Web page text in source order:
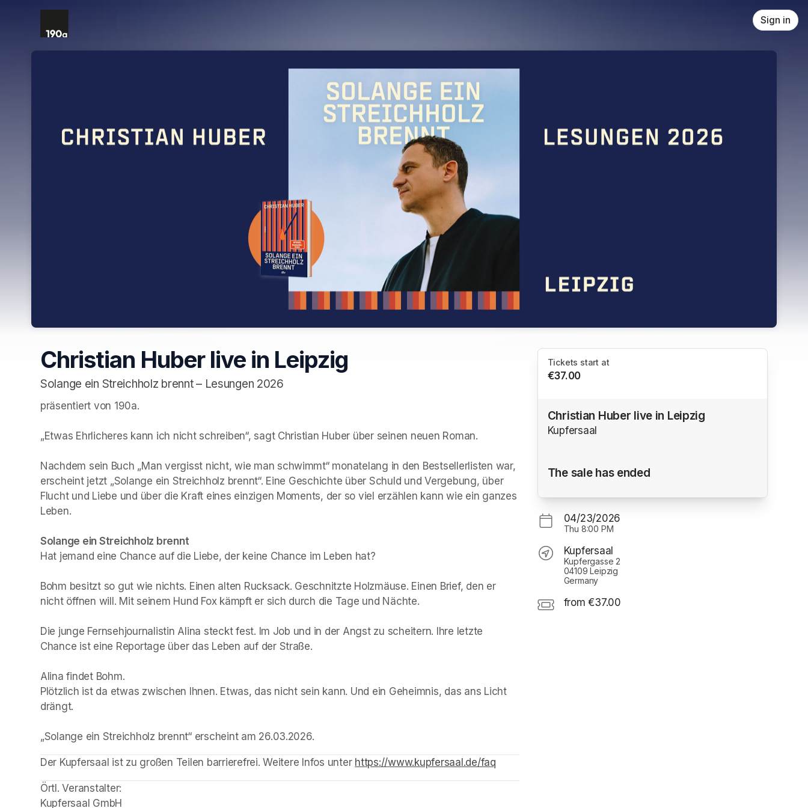
Skip header
Sign in
Christian Huber live in Leipzig
Solange ein Streichholz brennt – Lesungen 2026
präsentiert von 190a.
„Etwas Ehrlicheres kann ich nicht schreiben“, sagt Christian Huber über seinen neuen Roman.
Nachdem sein Buch „Man vergisst nicht, wie man schwimmt“ monatelang in den Bestsellerlisten war,
erscheint jetzt „Solange ein Streichholz brennt“. Eine Geschichte über Schuld und Vergebung, über
Flucht und Liebe und über die Kraft eines einzigen Moments, der so viel erzählen kann wie ein ganzes
Leben.
Solange ein Streichholz brennt
Hat jemand eine Chance auf die Liebe, der keine Chance im Leben hat?
Bohm besitzt so gut wie nichts. Einen alten Rucksack. Geschnitzte Holzmäuse. Einen Brief, den er
nicht öffnen will. Mit seinem Hund Fox kämpft er sich durch die Tage und Nächte.
Die junge Fernsehjournalistin Alina steckt fest. Im Job und in der Angst zu scheitern. Ihre letzte
Chance ist eine Reportage über das Leben auf der Straße.
Alina findet Bohm.
Plötzlich ist da etwas zwischen Ihnen. Etwas, das nicht sein kann. Und ein Geheimnis, das ans Licht
drängt.
„Solange ein Streichholz brennt“ erscheint am 26.03.2026.
(opens in a new tab)
(opens in a new tab)
(opens in a new tab)
(opens in a new tab)
Der Kupfersaal ist zu großen Teilen barrierefrei. Weitere Infos unter https://www.kupfersaal.de/faq
Örtl. Veranstalter:
Kupfersaal GmbH
Tickets start at
€37.00
Christian Huber live in Leipzig
Kupfersaal
The sale has ended
04/23/2026
Thu 8:00 PM
Kupfersaal
Kupfergasse 2
04109 Leipzig
Germany
from €37.00